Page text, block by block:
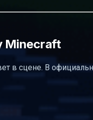
Minecraft
в сцене. В